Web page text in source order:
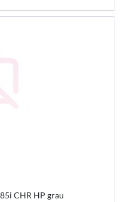
CHR HP grau